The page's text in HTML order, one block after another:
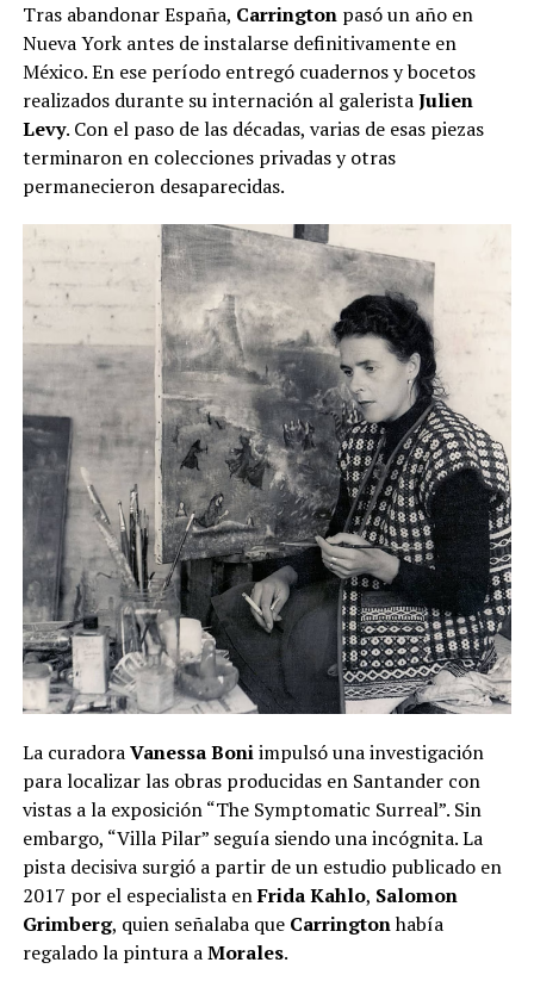
Tras abandonar España, Carrington pasó un año en
Nueva York antes de instalarse definitivamente en
México. En ese período entregó cuadernos y bocetos
realizados durante su internación al galeristaJulien
Levy. Con el paso de las décadas, varias de esas piezas
terminaron en colecciones privadas y otras
permanecieron desaparecidas.
La curadoraVanessa Boniimpulsó una investigación
para localizar las obras producidas en Santander con
vistas a la exposición “The Symptomatic Surreal”. Sin
embargo, “Villa Pilar” seguía siendo una incógnita. La
pista decisiva surgió a partir de un estudio publicado en
2017 por el especialista enFrida Kahlo, Salomon
Grimberg, quien señalaba que Carringtonhabía
regalado la pintura aMorales.